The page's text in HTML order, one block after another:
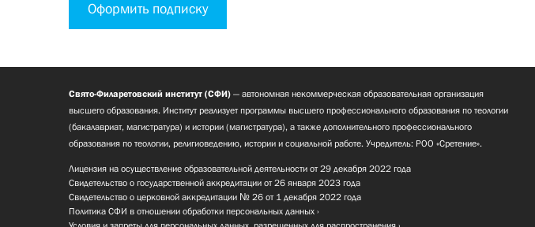
Оформить подписку
Свято-Филаретовский институт (СФИ) — автономная некоммерческая образовательная организация
высшего образования. Институт реализует программы высшего профессионального образования по теологии
(бакалавриат, магистратура) и истории (магистратура), а также дополнительного профессионального
образования по теологии, религиоведению, истории и социальной работе. Учредитель: РОО «Сретение».
Лицензия на осуществление образовательной деятельности от 29 декабря 2022 года
Свидетельство о государственной аккредитации от 26 января 2023 года
Свидетельство о церковной аккредитации № 26 от 1 декабря 2022 года
Политика СФИ в отношении обработки персональных данных